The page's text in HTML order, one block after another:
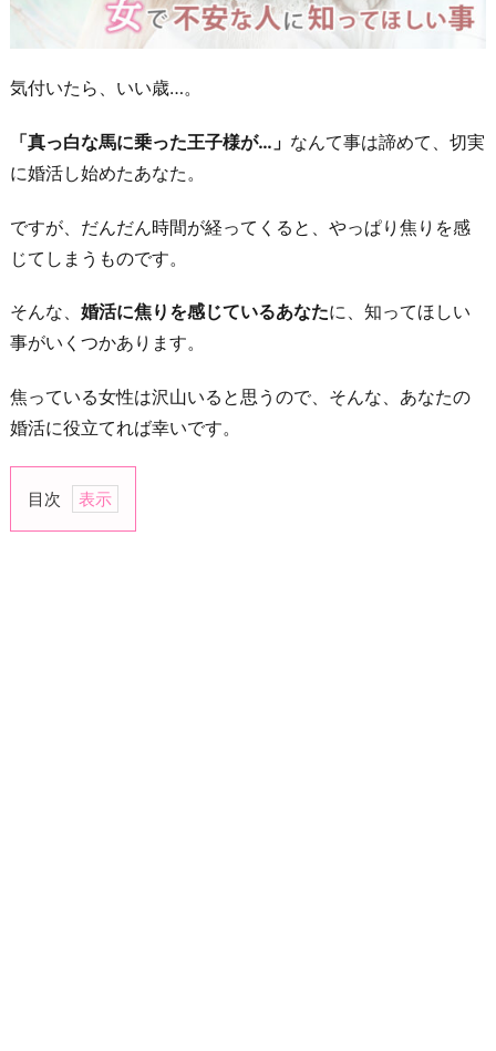
気付いたら、いい歳…。
「真っ白な馬に乗った王子様が…」 なんて事は諦めて、切実
に婚活し始めたあなた。
ですが、だんだん時間が経ってくると、やっぱり焦りを感
じてしまうものです。
そんな、 婚活に焦りを感じているあなたに、知ってほしい
事がいくつかあります。
焦っている女性は沢山いると思うので、そんな、あなたの
婚活に役立てれば幸いです。
目次
1.